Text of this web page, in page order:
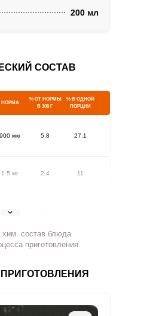
200 мл
СОСТАВ
НОРМА
% ОТ НОРМЫ
В 100 Г
% В ОДНОЙ
ПОРЦИИ
900 мкг 5.8 27.1
1.5 мг 2.4 11
1.8 мг
500 мг 11.7 54.7
состав блюда
приготовления.